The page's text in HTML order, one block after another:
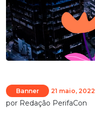
Banner 21 maio, 2022
por Redação PerifaCon